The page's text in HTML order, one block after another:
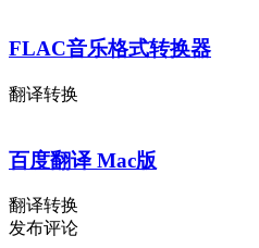
FLAC音乐格式转换器
翻译转换
百度翻译 Mac版
翻译转换
发布评论